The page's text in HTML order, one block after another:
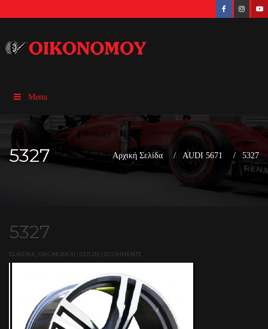
Menu
5327 Αρχική Σελίδα AUDI 5671 5327
5327
ELASTIKA_OIKONOMOU | 03.11.20| | 0 COMMENTS